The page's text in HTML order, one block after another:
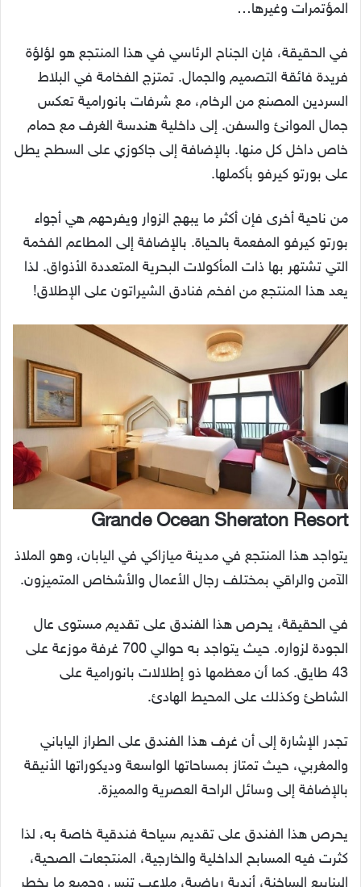
المؤتمرات وغيرها…
في الحقيقة، فإن الجناح الرئاسي في هذا المنتجع هو لؤلؤة
فريدة فائقة التصميم والجمال. تمتزج الفخامة في البلاط
السردين المصنع من الرخام، مع شرفات بانورامية تعكس
جمال الموانئ والسفن. إلى داخلية هندسة الغرف مع حمام
خاص داخل كل منها. بالإضافة إلى جاكوزي على السطح يطل
على بورتو كيرفو بأكملها.
من ناحية أخرى فإن أكثر ما يبهج الزوار ويفرحهم هي أجواء
بورتو كيرفو المفعمة بالحياة. بالإضافة إلى المطاعم الفخمة
التي تشتهر بها ذات المأكولات البحرية المتعددة الأذواق. لذا
يعد هذا المنتجع من افخم فنادق الشيراتون على الإطلاق!
Grande Ocean Sheraton Resort
يتواجد هذا المنتجع في مدينة ميازاكي في اليابان، وهو الملاذ
الآمن والراقي بمختلف رجال الأعمال والأشخاص المتميزون.
في الحقيقة، يحرص هذا الفندق على تقديم مستوى عال
الجودة لزواره. حيث يتواجد به حوالي 700 غرفة موزعة على
43 طايق. كما أن معظمها ذو إطلالات بانورامية على
الشاطئ وكذلك على المحيط الهادئ.
تجدر الإشارة إلى أن غرف هذا الفندق على الطراز الياباني
والمغربي، حيث تمتاز بمساحاتها الواسعة وديكوراتها الأنيقة
بالإضافة إلى وسائل الراحة العصرية والمميزة.
يحرص هذا الفندق على تقديم سياحة فندقية خاصة به، لذا
كثرت فيه المسابح الداخلية والخارجية، المنتجعات الصحية،